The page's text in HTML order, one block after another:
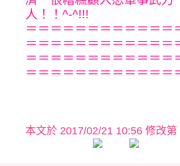
人！！^-^!!!
＝＝＝＝＝＝＝＝＝＝＝＝
＝＝＝＝＝＝＝＝＝＝＝＝
＝＝＝＝＝＝＝＝＝＝＝＝
＝＝＝＝＝＝＝＝＝＝＝＝
本文於 2017/02/21 10:56 修改第